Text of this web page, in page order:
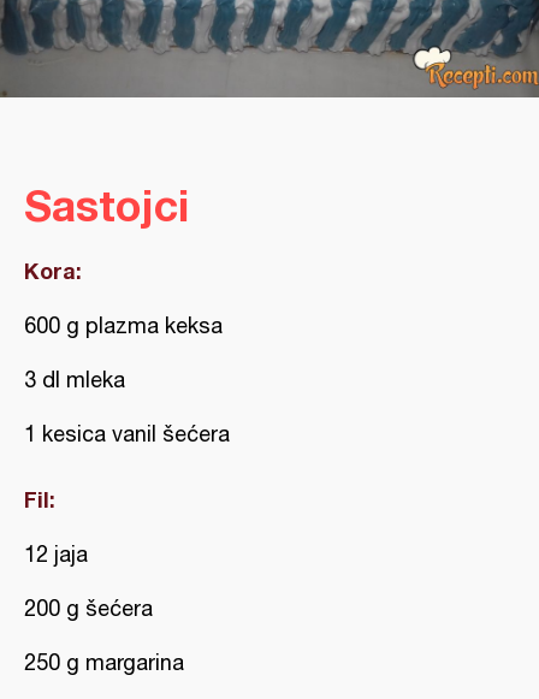
Sastojci
Kora:
600 g plazma keksa
3 dl mleka
1 kesica vanil šećera
Fil:
12 jaja
200 g šećera
250 g margarina